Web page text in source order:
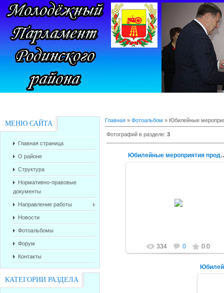
МЕНЮ САЙТА
Главная страница
О районе
Структура
Нормативно-правовые
документы
Направление работы
Новости
Фотоальбомы
Форум
Контакты
КАТЕГОРИИ РАЗДЕЛА
Главная » Фотоальбом » Юбилейные
Фотографий в разделе: 3
Юбилейные
334 0 0.0